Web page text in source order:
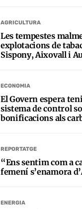
AGRICULTURA
Les tempestes
explotacions de
Sispony, Aixovall i
ECONOMIA
El Govern espera
sistema de control
bonificacions als
REPORTATGE
“Ens sentim com a
femení s’enamora
ENERGIA